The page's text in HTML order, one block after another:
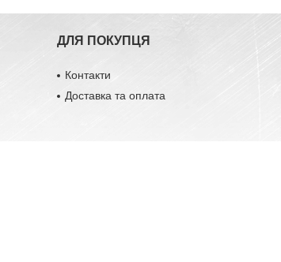
ДЛЯ ПОКУПЦЯ
Контакти
Доставка та оплата